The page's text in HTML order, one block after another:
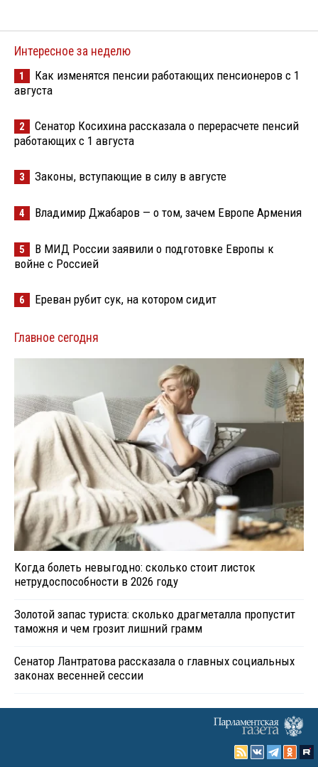
Интересное за неделю
1
Как изменятся пенсии работающих пенсионеров с 1
августа
2
Сенатор Косихина рассказала о перерасчете пенсий
работающих с 1 августа
3 Законы, вступающие в силу в августе
4 Владимир Джабаров — о том, зачем Европе Армения
5
В МИД России заявили о подготовке Европы к
войне с Россией
6 Ереван рубит сук, на котором сидит
Главное сегодня
Когда болеть невыгодно: сколько стоит листок
нетрудоспособности в 2026 году
Золотой запас туриста: сколько драгметалла пропустит
таможня и чем грозит лишний грамм
Сенатор Лантратова рассказала о главных социальных
законах весенней сессии